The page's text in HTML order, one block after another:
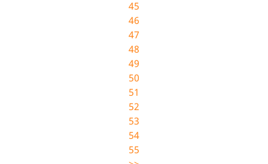
45
46
47
48
49
50
51
52
53
54
55